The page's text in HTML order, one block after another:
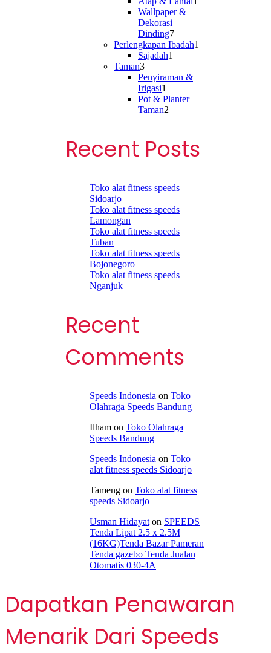
Wallpaper &
Dekorasi
Dinding77
products
Perlengkapan Ibadah1
Sajadah1
Taman33
products
Penyiraman &
Irigasi1
product
Pot & Planter
Taman2
Recent Posts
Toko alat fitness speeds
Sidoarjo
Toko alat fitness speeds
Lamongan
Toko alat fitness speeds
Tuban
Toko alat fitness speeds
Bojonegoro
Toko alat fitness speeds
Nganjuk
Recent
Comments
Speeds Indonesia on Toko
Olahraga Speeds Bandung
Ilham on Toko Olahraga
Speeds Bandung
Speeds Indonesia on Toko
alat fitness speeds Sidoarjo
Tameng on Toko alat fitness
speeds Sidoarjo
Usman Hidayat on SPEEDS
Tenda Lipat 2.5 x 2.5M
(16KG)Tenda Bazar Pameran
Tenda gazebo Tenda Jualan
Otomatis 030-4A
Dapatkan Penawaran
Menarik Dari Speeds